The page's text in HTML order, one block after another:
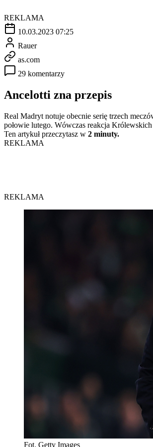
REKLAMA
10.03.2023 07:25
Rauer
as.com
29 komentarzy
Ancelotti zna przepis
Real Madryt notuje obecnie serię trzech
połowie lutego. Wówczas reakcja Królewskich
Ten artykuł przeczytasz w 2 minuty.
REKLAMA
REKLAMA
Fot. Getty Images